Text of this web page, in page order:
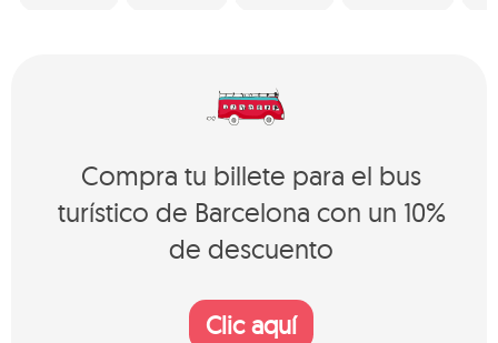
Compra tu billete para el bus
turístico de Barcelona con un 10%
de descuento
Clic aquí